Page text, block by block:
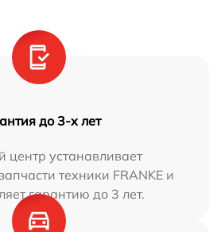
до 3-х лет
центр устанавливает
техники FRANKE и
гарантию до 3 лет.